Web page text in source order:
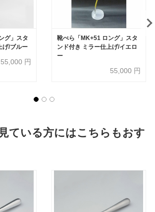
グ」スタ
げ/ブルー
55,000 円
靴べら「MK+51 ロング」スタ
ンド付き ミラー仕上げ/イエロ
ー
55,000 円
ている方にはこちらもおす